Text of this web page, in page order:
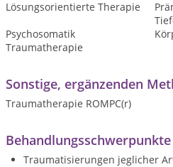
Lösungsorientierte Therapie
Psychosomatik
Traumatherapie
Sonstige, ergänzenden
Traumatherapie ROMPC(r)
Traumatisierungen jeglicher